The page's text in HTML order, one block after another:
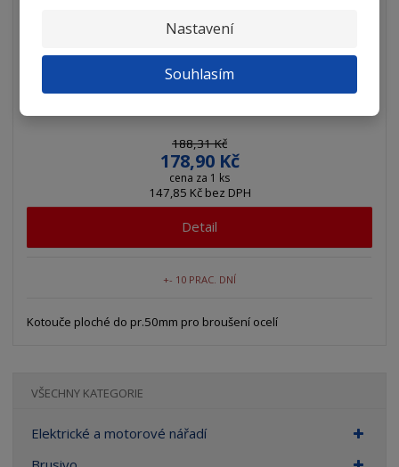
Nastavení
Souhlasím
188,31 Kč
178,90 Kč
cena za 1 ks
147,85 Kč bez DPH
Detail
+- 10 PRAC. DNÍ
Kotouče ploché do pr.50mm pro broušení ocelí
VŠECHNY KATEGORIE
Elektrické a motorové nářadí